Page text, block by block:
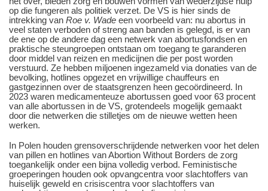
op die fungeren als politiek verzet. De VS is hier sinds de
intrekking van Roe v. Wade een voorbeeld van: nu abortus in
veel staten verboden of streng aan banden is gelegd, is er van
de ene op de andere dag een netwerk van abortusfondsen en
praktische steungroepen ontstaan om toegang te garanderen
door middel van reizen en medicijnen die per post worden
verstuurd. Ze hebben miljoenen ingezameld via donaties van de
bevolking, hotlines opgezet en vrijwillige chauffeurs en
gastgezinnen over de staatsgrenzen heen gecoördineerd. In
2023 waren medicamenteuze abortussen goed voor 63 procent
van alle abortussen in de VS, grotendeels mogelijk gemaakt
door die netwerken die stilletjes om de nieuwe wetten heen
werken.
In Polen houden grensoverschrijdende netwerken voor het delen
van pillen en hotlines van Abortion Without Borders de zorg
toegankelijk onder een bijna volledig verbod. Feministische
groeperingen houden ook opvangcentra voor slachtoffers van
huiselijk geweld en crisiscentra voor slachtoffers van